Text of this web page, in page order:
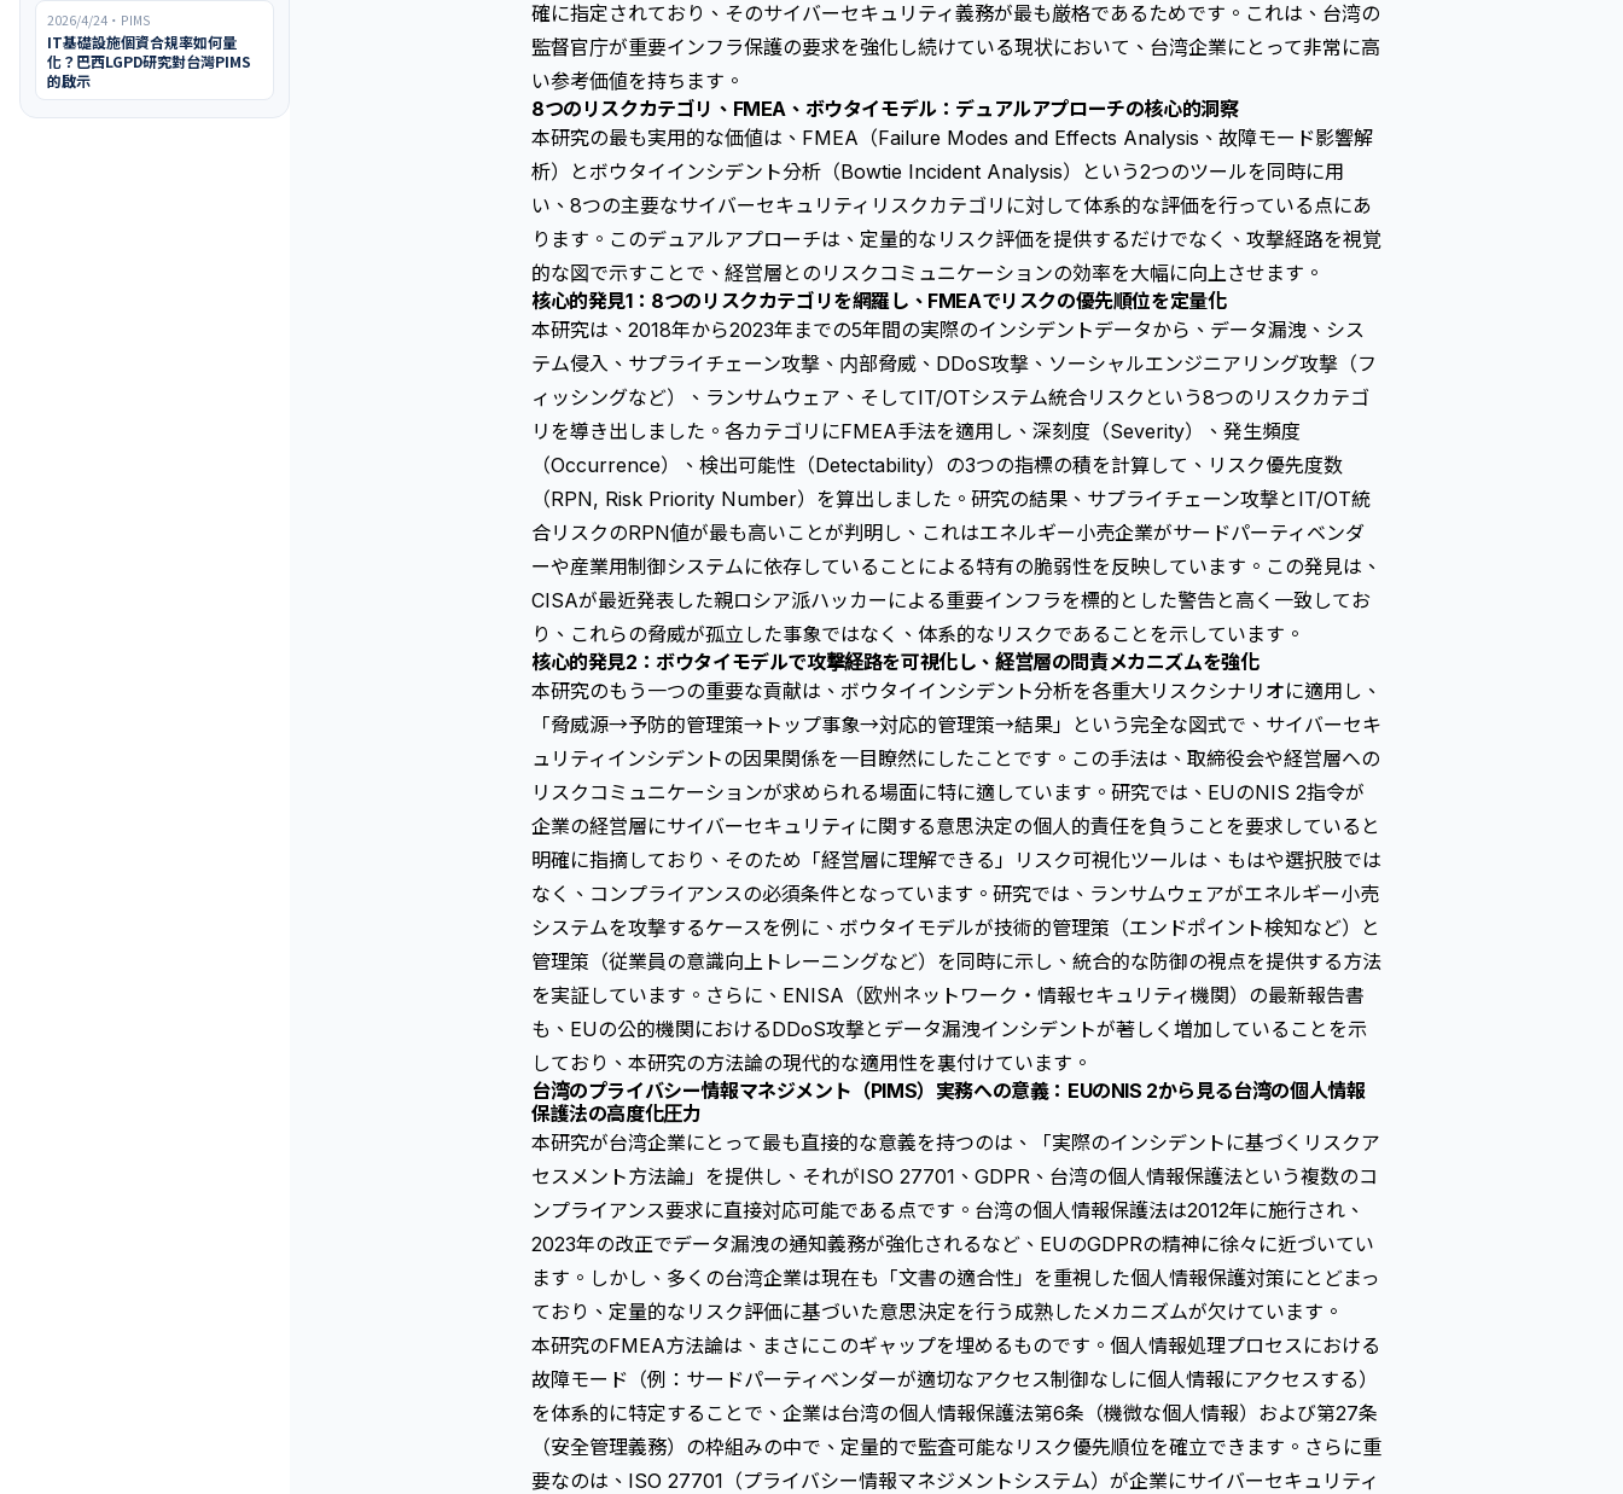
2026/4/24 ・ PIMS
IT基礎設施個資合規率如何量
化？巴西LGPD研究對台灣PIMS
的啟示
確に指定されており、そのサイバーセキュリティ義務が最も厳格であるためです。これは、台湾の
監督官庁が重要インフラ保護の要求を強化し続けている現状において、台湾企業にとって非常に高
い参考価値を持ちます。
8つのリスクカテゴリ、FMEA、ボウタイモデル：デュアルアプローチの核心的洞察
本研究の最も実用的な価値は、FMEA（Failure Modes and Effects Analysis、故障モード影響解
析）と ボウタイインシデント分析（Bowtie Incident Analysis）
という2つのツールを同時に用
い、8つの主要なサイバーセキュリティリスクカテゴリに対して体系的な評価を行っている点にあ
ります。このデュアルアプローチは、定量的なリスク評価を提供するだけでなく、攻撃経路を視覚
的な図で示すことで、経営層とのリスクコミュニケーションの効率を大幅に向上させます。
核心的発見1：8つのリスクカテゴリを網羅し、FMEAでリスクの優先順位を定量化
本研究は、2018年から2023年までの5年間の実際のインシデントデータから、データ漏洩、シス
テム侵入、サプライチェーン攻撃、内部脅威、DDoS攻撃、ソーシャルエンジニアリング攻撃（フ
ィッシングなど）、ランサムウェア、そしてIT/OTシステム統合リスクという8つのリスクカテゴ
リを導き出しました。各カテゴリにFMEA手法を適用し、深刻度（Severity）、発生頻度
（Occurrence）、検出可能性（Detectability）の3つの指標の積を計算して、リスク優先度数
（RPN, Risk Priority Number）を算出しました。研究の結果、サプライチェーン攻撃とIT/OT統
合リスクのRPN値が最も高いことが判明し、これはエネルギー小売企業がサードパーティベンダ
ーや産業用制御システムに依存していることによる特有の脆弱性を反映しています。この発見は、
CISAが最近発表した親ロシア派ハッカーによる重要インフラを標的とした警告と高く一致してお
り、これらの脅威が孤立した事象ではなく、体系的なリスクであることを示しています。
核心的発見2：ボウタイモデルで攻撃経路を可視化し、経営層の問責メカニズムを強化
本研究のもう一つの重要な貢献は、 ボウタイインシデント分析を各重大リスクシナリオに適用し、
「脅威源→予防的管理策→トップ事象→対応的管理策→結果」という完全な図式で、サイバーセキ
ュリティインシデントの因果関係を一目瞭然にしたことです。この手法は、取締役会や経営層への
リスクコミュニケーションが求められる場面に特に適しています。研究では、EUのNIS 2指令が
企業の経営層にサイバーセキュリティに関する意思決定の個人的責任を負うことを要求していると
明確に指摘しており、そのため「経営層に理解できる」リスク可視化ツールは、もはや選択肢では
なく、コンプライアンスの必須条件となっています。研究では、ランサムウェアがエネルギー小売
システムを攻撃するケースを例に、ボウタイモデルが技術的管理策（エンドポイント検知など）と
管理策（従業員の意識向上トレーニングなど）を同時に示し、統合的な防御の視点を提供する方法
を実証しています。さらに、ENISA（欧州ネットワーク・情報セキュリティ機関）の最新報告書
も、EUの公的機関におけるDDoS攻撃とデータ漏洩インシデントが著しく増加していることを示
しており、本研究の方法論の現代的な適用性を裏付けています。
台湾のプライバシー情報マネジメント（PIMS）実務への意義：EUのNIS 2から見る台湾の個人情報
保護法の高度化圧力
本研究が台湾企業にとって最も直接的な意義を持つのは、「実際のインシデントに基づくリスクア
セスメント方法論」を提供し、それがISO 27701、GDPR、台湾の個人情報保護法という複数のコ
ンプライアンス要求に直接対応可能である点です。台湾の個人情報保護法は2012年に施行され、
2023年の改正でデータ漏洩の通知義務が強化されるなど、EUのGDPRの精神に徐々に近づいてい
ます。しかし、多くの台湾企業は現在も「文書の適合性」を重視した個人情報保護対策にとどまっ
ており、定量的なリスク評価に基づいた意思決定を行う成熟したメカニズムが欠けています。
本研究のFMEA方法論は、まさにこのギャップを埋めるものです。個人情報処理プロセスにおける
故障モード（例：サードパーティベンダーが適切なアクセス制御なしに個人情報にアクセスする）
を体系的に特定することで、企業は台湾の個人情報保護法第6条（機微な個人情報）および第27条
（安全管理義務）の枠組みの中で、定量的で監査可能なリスク優先順位を確立できます。さらに重
要なのは、ISO 27701（プライバシー情報マネジメントシステム）が企業にサイバーセキュリティ